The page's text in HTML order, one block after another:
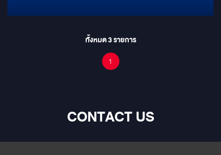
สเปค RAM+ROM ( 8GB + 128 GB ) . ไม่ว่าแอพพริเคชั่นไหนก็เอาอยู่ ⤵
คุณทดสอบและสัมผัสความแรง ของระบบ #จอแอนดรอยด์ ได้แล้ววันนี้!
ทั้งหมด3รายการ
1
CONTACT US